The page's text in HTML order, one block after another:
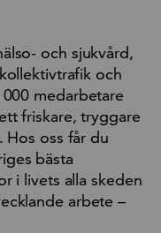
och sjukvård,
och
medarbetare
friskare, tryggare
Hos oss får du
bästa
i livets alla skeden
arbete –